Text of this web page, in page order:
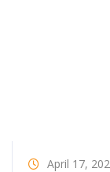
April 17,